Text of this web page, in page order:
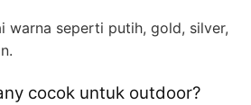
warna seperti putih, gold, silver,
cocok untuk outdoor?